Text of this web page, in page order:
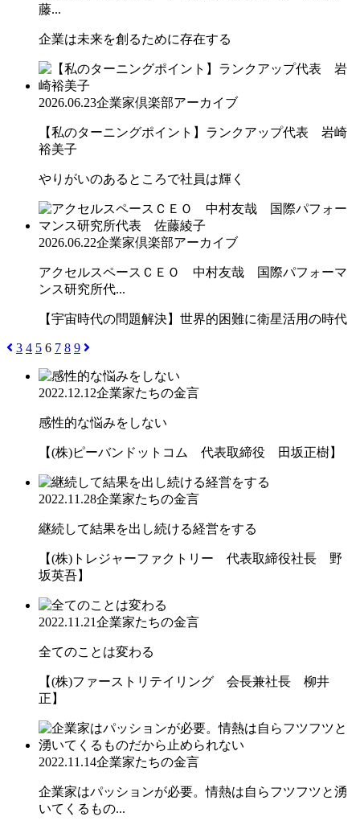
藤...
企業は未来を創るために存在する
2026.06.23企業家倶楽部アーカイブ
【私のターニングポイント】ランクアップ代表 岩崎
裕美子
やりがいのあるところで社員は輝く
2026.06.22企業家倶楽部アーカイブ
アクセルスペースＣＥＯ 中村友哉 国際パフォーマ
ンス研究所代...
【宇宙時代の問題解決】世界的困難に衛星活用の時代
3 4 5 6 7 8 9
2022.12.12企業家たちの金言
感性的な悩みをしない
【(株)ピーバンドットコム 代表取締役 田坂正樹】
2022.11.28企業家たちの金言
継続して結果を出し続ける経営をする
【(株)トレジャーファクトリー 代表取締役社長 野
坂英吾】
2022.11.21企業家たちの金言
全てのことは変わる
【(株)ファーストリテイリング 会長兼社長 柳井
正】
2022.11.14企業家たちの金言
企業家はパッションが必要。情熱は自らフツフツと湧
いてくるもの...